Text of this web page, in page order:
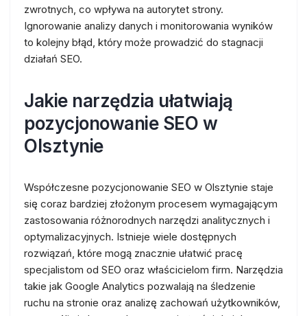
zwrotnych, co wpływa na autorytet strony.
Ignorowanie analizy danych i monitorowania wyników
to kolejny błąd, który może prowadzić do stagnacji
działań SEO.
Jakie narzędzia ułatwiają
pozycjonowanie SEO w
Olsztynie
Współczesne pozycjonowanie SEO w Olsztynie staje
się coraz bardziej złożonym procesem wymagającym
zastosowania różnorodnych narzędzi analitycznych i
optymalizacyjnych. Istnieje wiele dostępnych
rozwiązań, które mogą znacznie ułatwić pracę
specjalistom od SEO oraz właścicielom firm. Narzędzia
takie jak Google Analytics pozwalają na śledzenie
ruchu na stronie oraz analizę zachowań użytkowników,